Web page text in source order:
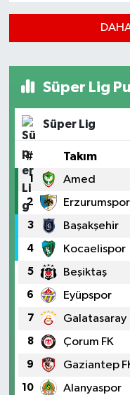
Süper Lig
Süper Lig
# Takım
1 Amed
2 Erzurumspor
3 Başakşehir
4 Kocaelispor
5 Beşiktaş
6 Eyüpspor
7 Galatasaray
8 Çorum FK
9 Gaziantep
10 Alanyaspor